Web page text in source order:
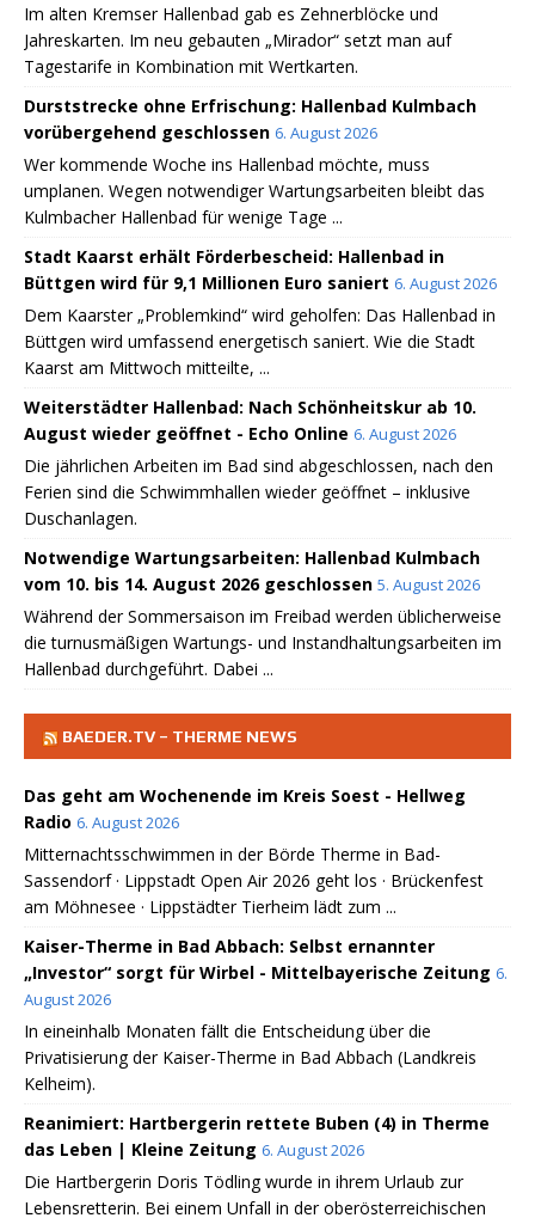
Im alten Kremser Hallenbad gab es Zehnerblöcke und
Jahreskarten. Im neu gebauten „Mirador“ setzt man auf
Tagestarife in Kombination mit Wertkarten.
Durststrecke ohne Erfrischung: Hallenbad Kulmbach
vorübergehend geschlossen 6. August 2026
Wer kommende Woche ins Hallenbad möchte, muss
umplanen. Wegen notwendiger Wartungsarbeiten bleibt das
Kulmbacher Hallenbad für wenige Tage ...
Stadt Kaarst erhält Förderbescheid: Hallenbad in
Büttgen wird für 9,1 Millionen Euro saniert 6. August 2026
Dem Kaarster „Problemkind“ wird geholfen: Das Hallenbad in
Büttgen wird umfassend energetisch saniert. Wie die Stadt
Kaarst am Mittwoch mitteilte, ...
Weiterstädter Hallenbad: Nach Schönheitskur ab 10.
August wieder geöffnet - Echo Online 6. August 2026
Die jährlichen Arbeiten im Bad sind abgeschlossen, nach den
Ferien sind die Schwimmhallen wieder geöffnet – inklusive
Duschanlagen.
Notwendige Wartungsarbeiten: Hallenbad Kulmbach
vom 10. bis 14. August 2026 geschlossen 5. August 2026
Während der Sommersaison im Freibad werden üblicherweise
die turnusmäßigen Wartungs- und Instandhaltungsarbeiten im
Hallenbad durchgeführt. Dabei ...
BAEDER.TV – THERME NEWS
Das geht am Wochenende im Kreis Soest - Hellweg
Radio 6. August 2026
Mitternachtsschwimmen in der Börde Therme in Bad-
Sassendorf · Lippstadt Open Air 2026 geht los · Brückenfest
am Möhnesee · Lippstädter Tierheim lädt zum ...
Kaiser-Therme in Bad Abbach: Selbst ernannter
„Investor“ sorgt für Wirbel - Mittelbayerische Zeitung 6.
August 2026
In eineinhalb Monaten fällt die Entscheidung über die
Privatisierung der Kaiser-Therme in Bad Abbach (Landkreis
Kelheim).
Reanimiert: Hartbergerin rettete Buben (4) in Therme
das Leben | Kleine Zeitung 6. August 2026
Die Hartbergerin Doris Tödling wurde in ihrem Urlaub zur
Lebensretterin. Bei einem Unfall in der oberösterreichischen